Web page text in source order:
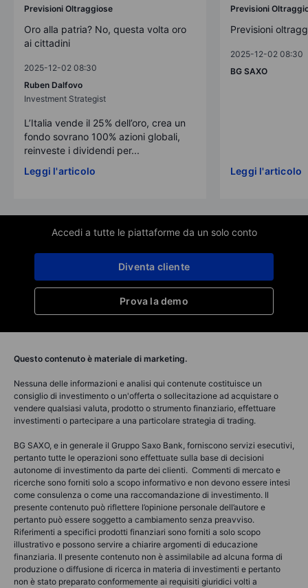
Previsioni Oltraggiose
Oro alla patria? No, questa volta oro
ai cittadini
2025-12-02 08:30
Ruben Dalfovo
Investment Strategist
L’Italia vende il 25% dell’oro, crea un
fondo sovrano 100% azioni globali,
reinveste i dividendi per...
Leggi l'articolo
Previsioni
Previsioni
2025-12-02 08:30
BG SAXO
Leggi l'articolo
Accedi a tutte le piattaforme da un solo conto
Prova la demo
Diventa cliente
Questo contenuto è materiale di marketing.
Nessuna delle informazioni e analisi qui contenute costituisce un
consiglio di investimento o un'offerta o sollecitazione ad acquistare o
vendere qualsiasi valuta, prodotto o strumento finanziario, effettuare
investimenti o partecipare a una particolare strategia di trading.
BG SAXO, e in generale il Gruppo Saxo Bank, forniscono servizi esecutivi,
pertanto tutte le operazioni sono effettuate sulla base di decisioni
autonome di investimento da parte dei clienti. Commenti di mercato e
ricerche sono forniti solo a scopo informativo e non devono essere intesi
come consulenza o come una raccomandazione di investimento. Il
presente contenuto può riflettere l’opinione personale dell’autore e
pertanto può essere soggetto a cambiamento senza preavviso.
Riferimenti a specifici prodotti finanziari sono forniti a solo scopo
illustrativo e possono servire a chiarire argomenti di educazione
finanziaria. Il presente contenuto non è assimilabile ad alcuna forma di
produzione o diffusione di ricerca in materia di investimenti e pertanto
non è stato preparato conformemente ai requisiti giuridici volti a